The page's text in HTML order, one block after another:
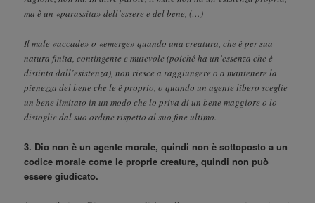
ma è un «parassita» dell’essere e del bene, (…)
Il male «accade» o «emerge» quando una creatura, che è per sua
natura finita, contingente e mutevole (poiché ha un’essenza che è
distinta dall’esistenza), non riesce a raggiungere o a mantenere la
pienezza del bene che le è proprio, o quando un agente libero sceglie
un bene limitato in un modo che lo priva di un bene maggiore o lo
distoglie dal suo ordine rispetto al suo fine ultimo.
3. Dio non è un agente morale, quindi non è sottoposto a un
codice morale come le proprie creature, quindi non può
essere giudicato.